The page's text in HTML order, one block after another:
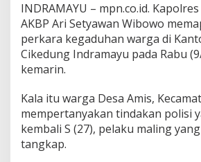
k
l
a
j
i
S
e
m
INDRAMAYU – mpn.co.id.
AKBP Ari Setyawan Wibowo
perkara kegaduhan warga di
Cikedung Indramayu pada Rabu
kemarin.
Kala itu warga Desa Amis,
mempertanyakan tindakan polisi
kembali S (27), pelaku maling
tangkap.